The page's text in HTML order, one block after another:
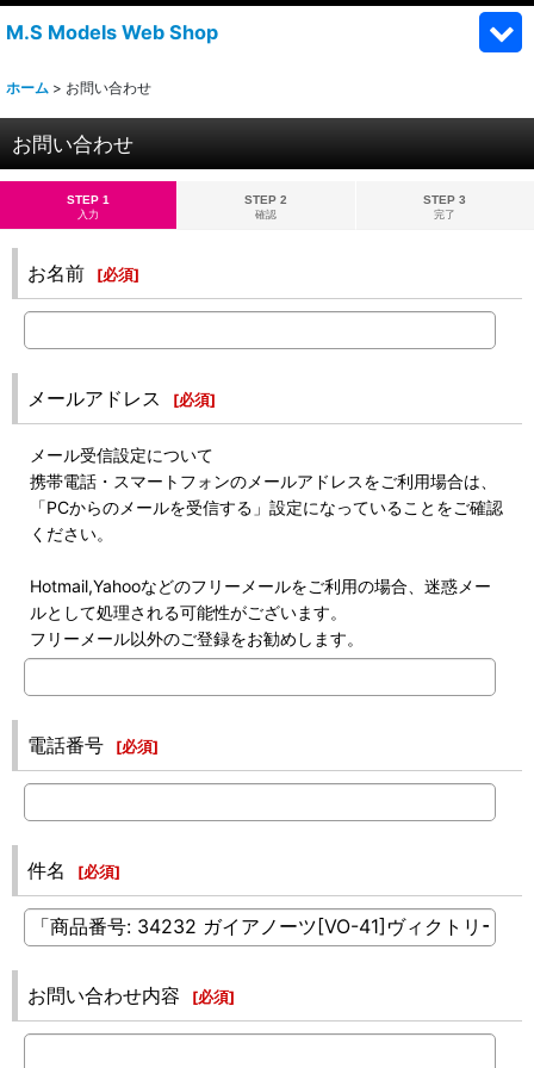
M.S Models Web Shop
ホーム > お問い合わせ
お問い合わせ
STEP 1
入力
STEP 2
確認
STEP 3
完了
お名前 [必須]
メールアドレス [必須]
メール受信設定について
携帯電話・スマートフォンのメールアドレスをご利用場合は、
「PCからのメールを受信する」設定になっていることをご確認
ください。
Hotmail,Yahooなどのフリーメールをご利用の場合、迷惑メー
ルとして処理される可能性がございます。
フリーメール以外のご登録をお勧めします。
電話番号 [必須]
件名 [必須]
お問い合わせ内容 [必須]